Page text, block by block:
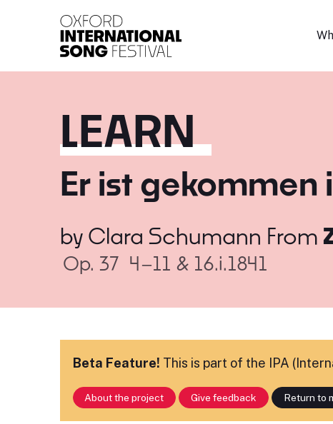
LEARN
Er ist gekommen
by Clara Schumann From
Op. 37 4–11 & 16.i.1841
Beta Feature! This is part of the IPA
About the project Give feedback Return to